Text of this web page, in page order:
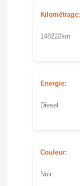
Kilométrage:
148222km
Energie:
Diesel
Couleur:
Noir